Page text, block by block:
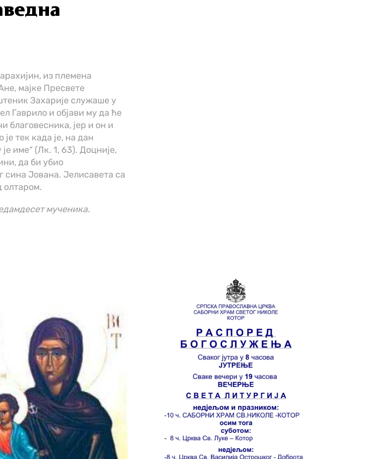
из племена
мајке Пресвете
Захарије служаше у
Гаврило и објави му да ће
благовесника, јер и он и
тек када је, на дан
име“ (Лк. 1, 63). Доцније,
да би убио
сина Јована. Јелисавета са
олтаром.
мученика.